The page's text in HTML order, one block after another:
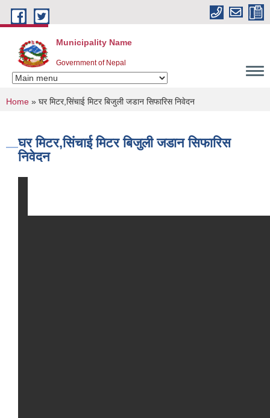
Skip to main content
Municipality Name
Government of Nepal
You are here
Home » घर मिटर,सिंचाई मिटर बिजुली जडान सिफारिस निवेदन
घर मिटर,सिंचाई मिटर बिजुली जडान सिफारिस
निवेदन